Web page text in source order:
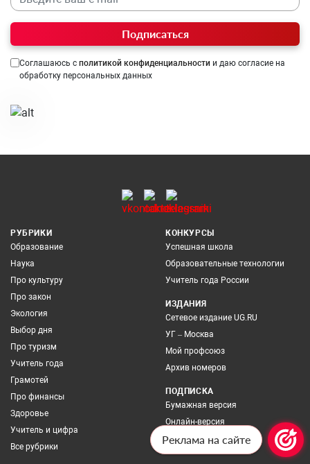
Подписаться
Соглашаюсь с политикой конфиденциальности и даю согласие на
обработку персональных данных
РУБРИКИ
Образование
Наука
Про культуру
Про закон
Экология
Выбор дня
Про туризм
Учитель года
Грамотей
Про финансы
Здоровье
Учитель и цифра
Все рубрики
КОНКУРСЫ
Успешная школа
Образовательные технологии
Учитель года России
ИЗДАНИЯ
Сетевое издание UG.RU
УГ – Москва
Мой профсоюз
Архив номеров
ПОДПИСКА
Бумажная версия
Онлайн-версия
Реклама на сайте